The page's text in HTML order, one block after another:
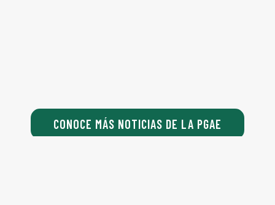
CONOCE MÁS NOTICIAS DE LA PGAE